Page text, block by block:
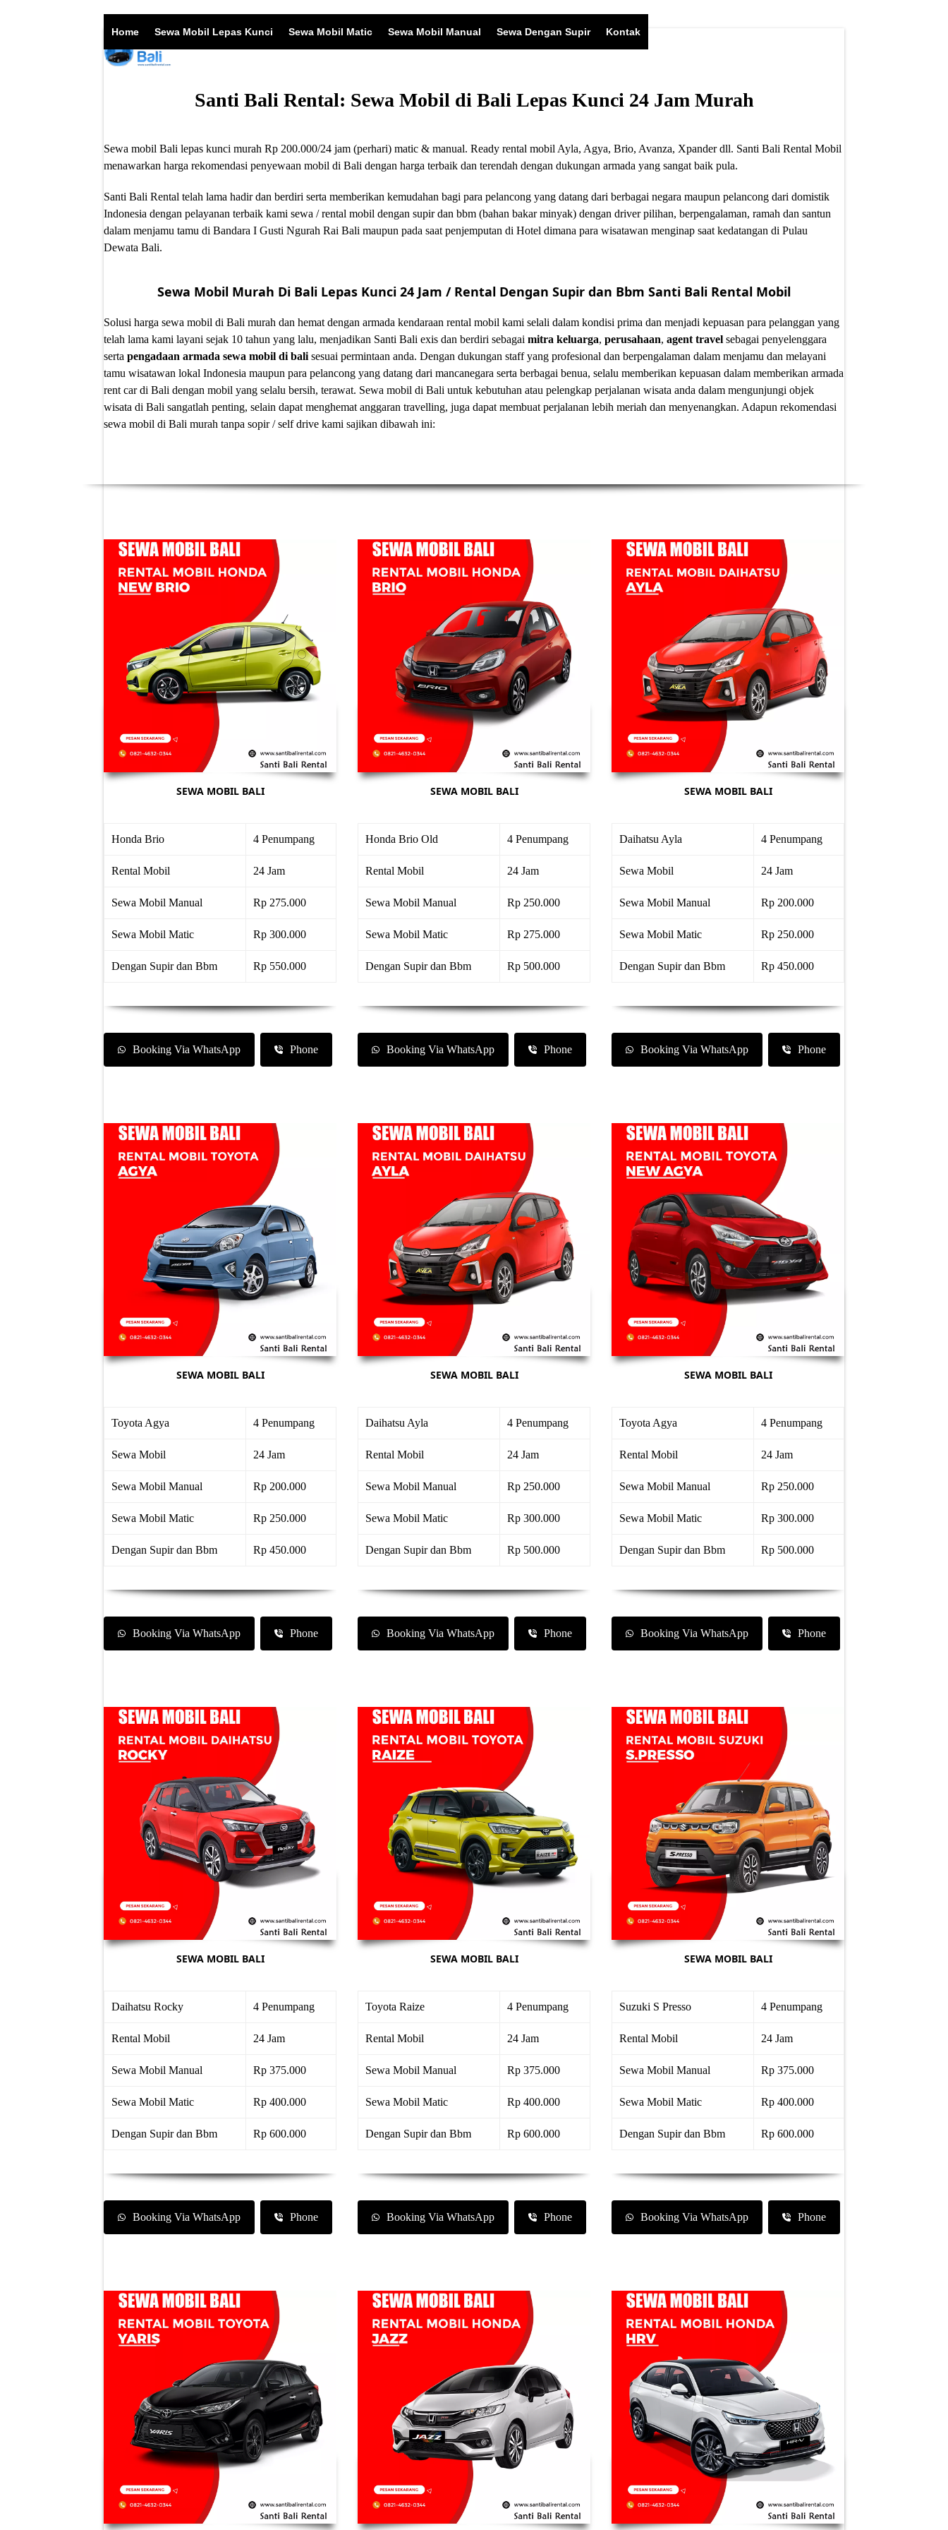
Home Sewa Mobil Lepas Kunci Sewa Mobil Matic Sewa Mobil Manual Sewa Dengan Supir Kontak
Santi Bali Rental: Sewa Mobil di Bali Lepas Kunci 24 Jam Murah
Sewa mobil Bali lepas kunci murah Rp 200.000/24 jam (perhari) matic & manual. Ready rental mobil Ayla, Agya, Brio, Avanza, Xpander dll. Santi Bali Rental Mobil
menawarkan harga rekomendasi penyewaan mobil di Bali dengan harga terbaik dan terendah dengan dukungan armada yang sangat baik pula.
Santi Bali Rental telah lama hadir dan berdiri serta memberikan kemudahan bagi para pelancong yang datang dari berbagai negara maupun pelancong dari domistik
Indonesia dengan pelayanan terbaik kami sewa / rental mobil dengan supir dan bbm (bahan bakar minyak) dengan driver pilihan, berpengalaman, ramah dan santun
dalam menjamu tamu di Bandara I Gusti Ngurah Rai Bali maupun pada saat penjemputan di Hotel dimana para wisatawan menginap saat kedatangan di Pulau
Dewata Bali.
Sewa Mobil Murah Di Bali Lepas Kunci 24 Jam / Rental Dengan Supir dan Bbm Santi Bali Rental Mobil
Solusi harga sewa mobil di Bali murah dan hemat dengan armada kendaraan rental mobil kami selali dalam kondisi prima dan menjadi kepuasan para pelanggan yang
telah lama kami layani sejak 10 tahun yang lalu, menjadikan Santi Bali exis dan berdiri sebagai mitra keluarga, perusahaan, agent travel sebagai penyelenggara
serta pengadaan armada sewa mobil di bali sesuai permintaan anda. Dengan dukungan staff yang profesional dan berpengalaman dalam menjamu dan melayani
tamu wisatawan lokal Indonesia maupun para pelancong yang datang dari mancanegara serta berbagai benua, selalu memberikan kepuasan dalam memberikan armada
rent car di Bali dengan mobil yang selalu bersih, terawat. Sewa mobil di Bali untuk kebutuhan atau pelengkap perjalanan wisata anda dalam mengunjungi objek
wisata di Bali sangatlah penting, selain dapat menghemat anggaran travelling, juga dapat membuat perjalanan lebih meriah dan menyenangkan. Adapun rekomendasi
sewa mobil di Bali murah tanpa sopir/ self drive kami sajikan dibawah ini:
SEWA MOBIL BALI
Honda Brio 4 Penumpang
Rental Mobil 24 Jam
Sewa Mobil Manual Rp 275.000
Sewa Mobil Matic Rp 300.000
Dengan Supir dan Bbm Rp 550.000
Booking Via WhatsApp Phone
SEWA MOBIL BALI
Honda Brio Old 4 Penumpang
Rental Mobil 24 Jam
Sewa Mobil Manual Rp 250.000
Sewa Mobil Matic Rp 275.000
Dengan Supir dan Bbm Rp 500.000
Booking Via WhatsApp Phone
SEWA MOBIL BALI
Daihatsu Ayla 4 Penumpang
Sewa Mobil 24 Jam
Sewa Mobil Manual Rp 200.000
Sewa Mobil Matic Rp 250.000
Dengan Supir dan Bbm Rp 450.000
Booking Via WhatsApp Phone
SEWA MOBIL BALI
Toyota Agya 4 Penumpang
Sewa Mobil 24 Jam
Sewa Mobil Manual Rp 200.000
Sewa Mobil Matic Rp 250.000
Dengan Supir dan Bbm Rp 450.000
Booking Via WhatsApp Phone
SEWA MOBIL BALI
Daihatsu Ayla 4 Penumpang
Rental Mobil 24 Jam
Sewa Mobil Manual Rp 250.000
Sewa Mobil Matic Rp 300.000
Dengan Supir dan Bbm Rp 500.000
Booking Via WhatsApp Phone
SEWA MOBIL BALI
Toyota Agya 4 Penumpang
Rental Mobil 24 Jam
Sewa Mobil Manual Rp 250.000
Sewa Mobil Matic Rp 300.000
Dengan Supir dan Bbm Rp 500.000
Booking Via WhatsApp Phone
SEWA MOBIL BALI
Daihatsu Rocky 4 Penumpang
Rental Mobil 24 Jam
Sewa Mobil Manual Rp 375.000
Sewa Mobil Matic Rp 400.000
Dengan Supir dan Bbm Rp 600.000
Booking Via WhatsApp Phone
SEWA MOBIL BALI
Toyota Raize 4 Penumpang
Rental Mobil 24 Jam
Sewa Mobil Manual Rp 375.000
Sewa Mobil Matic Rp 400.000
Dengan Supir dan Bbm Rp 600.000
Booking Via WhatsApp Phone
SEWA MOBIL BALI
Suzuki S Presso 4 Penumpang
Rental Mobil 24 Jam
Sewa Mobil Manual Rp 375.000
Sewa Mobil Matic Rp 400.000
Dengan Supir dan Bbm Rp 600.000
Booking Via WhatsApp Phone